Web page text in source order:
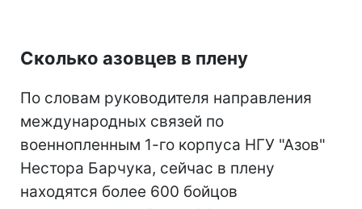
Сколько азовцев в плену
По словам руководителя направления
международных связей по
военнопленным 1-го корпуса НГУ "Азов"
Нестора Барчука, сейчас в плену
находятся более 600 бойцов